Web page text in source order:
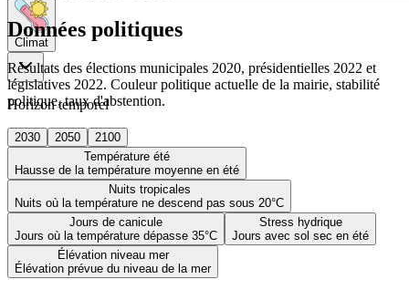
Climat
Horizon temporel
2030 2050
2100
Température été
Hausse de la température moyenne en été
Nuits tropicales
Nuits où la température ne descend pas sous 20°C
Jours de canicule
Jours où la température dépasse 35°C
Stress hydrique
Jours avec sol sec en été
Élévation niveau mer
Élévation prévue du niveau de la mer
Données politiques
Résultats des élections municipales 2020, présidentielles 2022 et
législatives 2022. Couleur politique actuelle de la mairie, stabilité
politique, taux d'abstention.